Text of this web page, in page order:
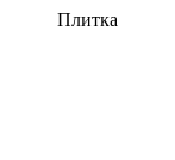
Плитка